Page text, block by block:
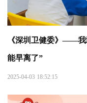
《深圳卫健委》——
能早离了”
2025-04-03 18:52:15